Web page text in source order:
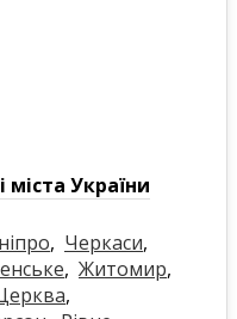
України
, Черкаси,
, Житомир,
,